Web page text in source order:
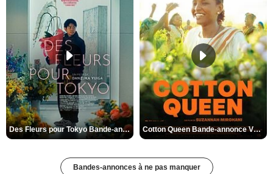
Des Fleurs pour Tokyo Bande-annonce VO STFR Cotton Queen Bande-annonce VO STFR
Bandes-annonces à ne pas manquer